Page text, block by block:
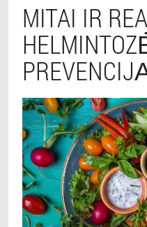
MITAI IR